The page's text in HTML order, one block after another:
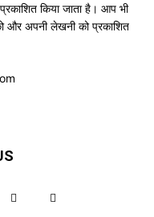
किया जाता है। आप भी
और अपनी लेखनी को प्रकाशित